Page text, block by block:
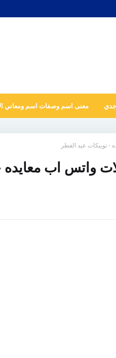
معنى اسم وصفات اسم ومعاني
- توبيكات عيد الفطر
واتس اب معايده